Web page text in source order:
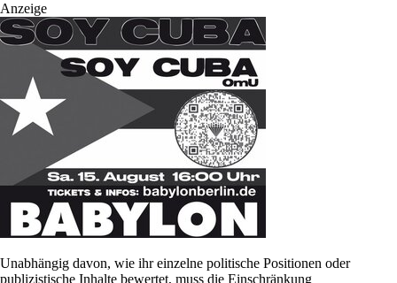
Anzeige
Unabhängig davon, wie ihr einzelne politische Positionen oder
publizistische Inhalte bewertet, muss die Einschränkung